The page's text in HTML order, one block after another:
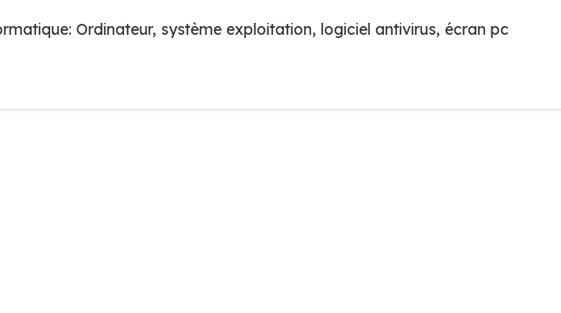
Ordinateur, système exploitation, logiciel antivirus, écran pc